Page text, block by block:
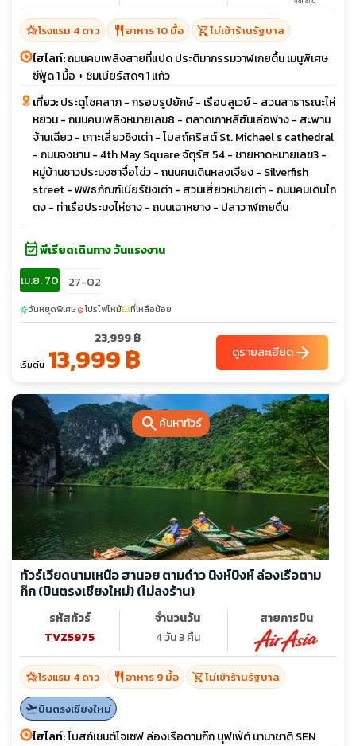
searchค้นหาทัวร์
hotel_classโรงแรม 4 ดาว restaurant อาหาร 10 มื้อ shopping_cart_offไม่เข้าร้านรัฐบาล
ไฮไลท์:ถนนคบเพลิงสายที่แปด ประติมากรรมวาฬเกยตื้น เมนูพิเศษ
ซีฟู้ด 1 มื้อ + ชิมเบียร์สดๆ 1 แก้ว
เที่ยว:ประตูโชคลาภ - กรอบรูปยักษ์ - เรือบลูเวย์ - สวนสาธารณะไห่
หยวน - ถนนคบเพลิงหมายเลข8 - ตลาดเกาหลีฮันเล่อฟาง - สะพาน
จ้านเฉียว - เกาะเสี่ยวชิงเต่า - โบสถ์คริสต์ St. Michael s cathedral
- ถนนจงซาน - 4th May Square จัตุรัส 54 - ชายหาดหมายเลข3 -
หมู่บ้านชาวประมงซาจื่อโข่ว - ถนนคนเดินหลงเจียง - Silverfish
street - พิพิธภัณฑ์เบียร์ชิงเต่า - สวนเสี่ยวหม่ายเต่า - ถนนคนเดินไถ
ตง - ท่าเรือประมงไห่ชาง - ถนนเฉาหยาง - ปลาวาฬเกยตื่น
event_availableพีเรียดเดินทาง วันแรงงาน
เม.ย. 70
27-02
sunnyวันหยุดพิเศษlocal_fire_departmentโปรไฟไหม้confirmation_numberที่เหลือน้อย
เริ่มต้น
23,999 ฿
13,999 ฿ ดูรายละเอียดarrow_forward
ทัวร์เวียดนามเหนือ ฮานอย ตามด๋าว นิงห์บิงห์ ล่องเรือตาม
ก๊ก (บินตรงเชียงใหม่) (ไม่ลงร้าน)
รหัสทัวร์
TVZ5975
จำนวนวัน
4 วัน 3 คืน
สายการบิน
hotel_classโรงแรม 4 ดาว restaurant อาหาร 9 มื้อ shopping_cart_offไม่เข้าร้านรัฐบาล
flight_takeoffบินตรงเชียงใหม่
ไฮไลท์:โบสถ์เซนต์โจเซฟ ล่องเรือตามก๊ก บุฟเฟ่ต์ นานาชาติ SEN